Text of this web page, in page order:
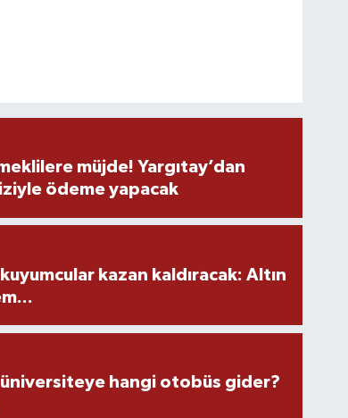
müjde! Yargıtay’dan
ödeme yapacak
kazan kaldıracak: Altın
hangi otobüs gider?